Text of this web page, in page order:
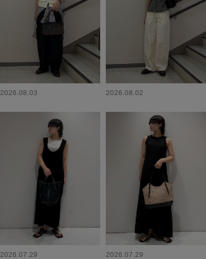
2026.08.03 2026.08.02
2026.07.29 2026.07.29